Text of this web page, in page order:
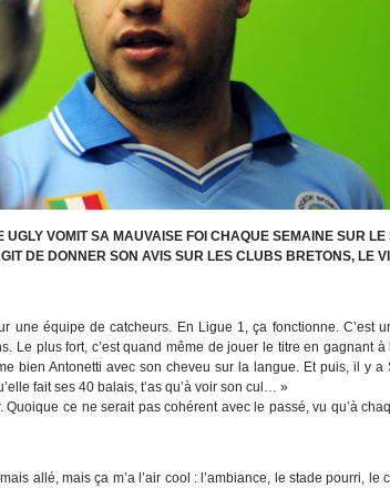
VOMIT SA MAUVAISE FOI CHAQUE SEMAINE SUR LE
DE DONNER SON AVIS SUR LES CLUBS BRETONS, LE
une équipe de catcheurs. En Ligue 1, ça fonctionne. C’est
Le plus fort, c’est quand même de jouer le titre en gagnant à
bien Antonetti avec son cheveu sur la langue. Et puis, il y a
fait ses 40 balais, t’as qu’à voir son cul… »
Quoique ce ne serait pas cohérent avec le passé, vu qu’à
allé, mais ça m’a l’air cool : l’ambiance, le stade pourri, le